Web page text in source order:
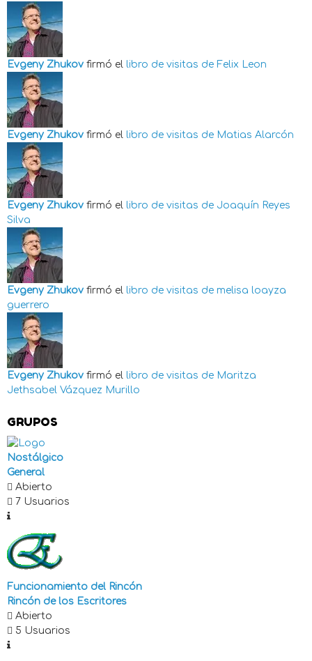
Evgeny Zhukov firmó el libro de visitas de Felix Leon
Evgeny Zhukov firmó el libro de visitas de Matias Alarcón
Evgeny Zhukov firmó el libro de visitas de Joaquín Reyes
Silva
Evgeny Zhukov firmó el libro de visitas de melisa loayza
guerrero
Evgeny Zhukov firmó el libro de visitas de Maritza
Jethsabel Vázquez Murillo
GRUPOS
Nostálgico
General
Abierto
7 Usuarios
Funcionamiento del Rincón
Rincón de los Escritores
Abierto
5 Usuarios